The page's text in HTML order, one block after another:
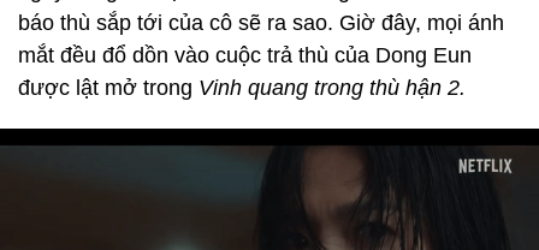
báo thù sắp tới của cô sẽ ra sao. Giờ đây, mọi ánh
mắt đều đổ dồn vào cuộc trả thù của Dong Eun
được lật mở trong Vinh quang trong thù hận 2.